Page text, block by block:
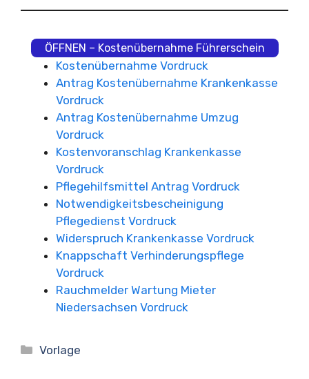
ÖFFNEN – Kostenübernahme Führerschein
Kostenübernahme Vordruck
Antrag Kostenübernahme Krankenkasse
Vordruck
Antrag Kostenübernahme Umzug
Vordruck
Kostenvoranschlag Krankenkasse
Vordruck
Pflegehilfsmittel Antrag Vordruck
Notwendigkeitsbescheinigung
Pflegedienst Vordruck
Widerspruch Krankenkasse Vordruck
Knappschaft Verhinderungspflege
Vordruck
Rauchmelder Wartung Mieter
Niedersachsen Vordruck
Kategorien
Vorlage